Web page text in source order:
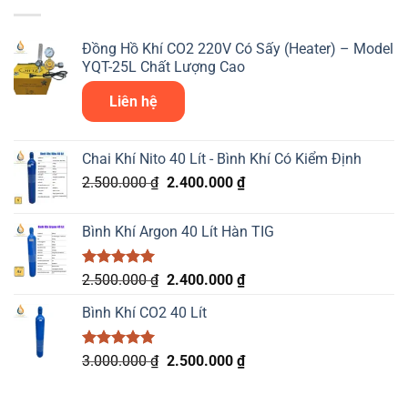
Đồng Hồ Khí CO2 220V Có Sấy (Heater) – Model
YQT-25L Chất Lượng Cao
Liên hệ
Chai Khí Nito 40 Lít - Bình Khí Có Kiểm Định
2.500.000₫ Giá
2.500.000 ₫.
2.400.000 ₫Giá
là:
Bình Khí Argon 40 Lít Hàn TIG
Được xếp
5 sao
2.500.000₫ Giá
là:
2.400.000 ₫Giá
2.400.000 ₫.
Bình Khí CO2 40 Lít
Được xếp
3.000.000₫ Giá
2.500.000 ₫Giá